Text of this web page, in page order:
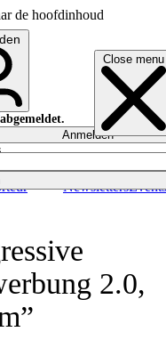
de hoofdinhoud
Close menu
NewslettersEvents
Anmelden
2.0,